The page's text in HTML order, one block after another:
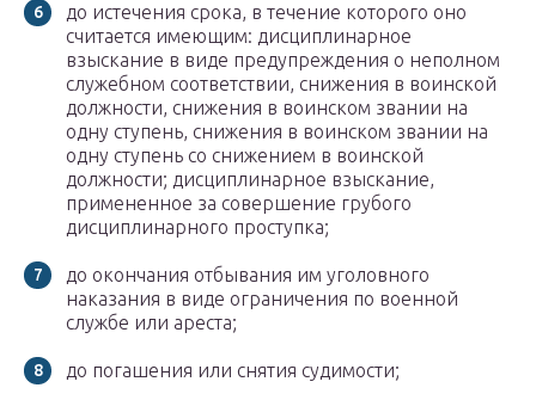
до истечения срока, в течение которого оно
считается имеющим: дисциплинарное
взыскание в виде предупреждения о неполном
служебном соответствии, снижения в воинской
должности, снижения в воинском звании на
одну ступень, снижения в воинском звании на
одну ступень со снижением в воинской
должности; дисциплинарное взыскание,
примененное за совершение грубого
дисциплинарного проступка;
до окончания отбывания им уголовного
наказания в виде ограничения по военной
службе или ареста;
до погашения или снятия судимости;